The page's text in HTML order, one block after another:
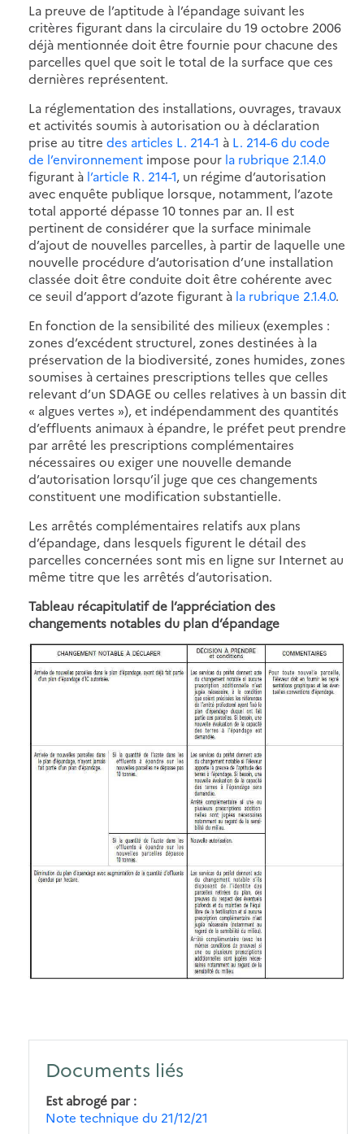
La preuve de l’aptitude à l’épandage suivant les
critères figurant dans la circulaire du 19 octobre 2006
déjà mentionnée doit être fournie pour chacune des
parcelles quel que soit le total de la surface que ces
dernières représentent.
La réglementation des installations, ouvrages, travaux
et activités soumis à autorisation ou à déclaration
prise au titre des articles L. 214-1 à L. 214-6 du code
de l’environnement impose pour la rubrique 2.1.4.0
figurant à l’article R. 214-1, un régime d’autorisation
avec enquête publique lorsque, notamment, l’azote
total apporté dépasse 10 tonnes par an. Il est
pertinent de considérer que la surface minimale
d’ajout de nouvelles parcelles, à partir de laquelle une
nouvelle procédure d’autorisation d’une installation
classée doit être conduite doit être cohérente avec
ce seuil d’apport d’azote figurant à la rubrique 2.1.4.0.
En fonction de la sensibilité des milieux (exemples :
zones d’excédent structurel, zones destinées à la
préservation de la biodiversité, zones humides, zones
soumises à certaines prescriptions telles que celles
relevant d’un SDAGE ou celles relatives à un bassin dit
« algues vertes »), et indépendamment des quantités
d’effluents animaux à épandre, le préfet peut prendre
par arrêté les prescriptions complémentaires
nécessaires ou exiger une nouvelle demande
d’autorisation lorsqu’il juge que ces changements
constituent une modification substantielle.
Les arrêtés complémentaires relatifs aux plans
d’épandage, dans lesquels figurent le détail des
parcelles concernées sont mis en ligne sur Internet au
même titre que les arrêtés d’autorisation.
Tableau récapitulatif de l’appréciation des
changements notables du plan d’épandage
Documents liés
Est abrogé par
Note technique du 21/12/21